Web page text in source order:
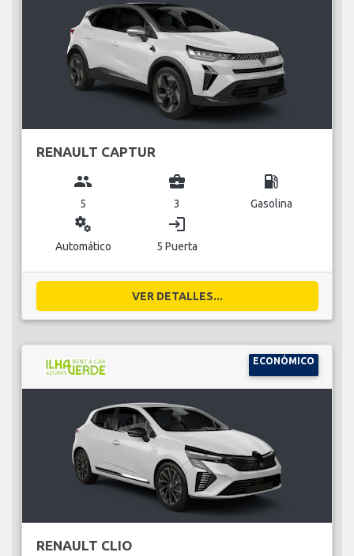
RENAULT CAPTUR
group
5
business_center
3
local_gas_station
Gasolina
miscellaneous_services
Automático
login
5 Puerta
VER DETALLES...
ECONÓMICO
RENAULT CLIO